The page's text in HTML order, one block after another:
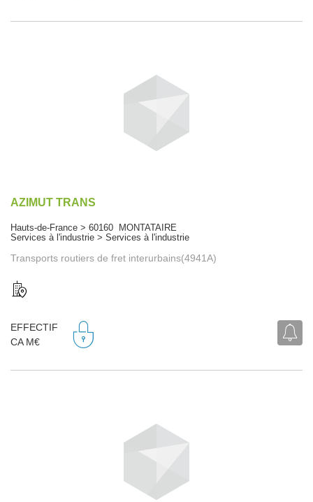
AZIMUT TRANS
Hauts-de-France > 60160 MONTATAIRE
Services à l'industrie > Services à l'industrie
Transports routiers de fret interurbains(4941A)
EFFECTIF
CA M€